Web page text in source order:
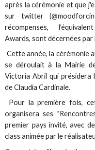
après la cérémonie et que
sur twitter
récompenses,
Awards, sont décernées
Cette année, la cérémonie
se déroulait à la Mairie
Victoria Abril qui présidera
de Claudia Cardinale.
Pour la première fois,
organisera ses
premier pays invité, avec
class animée par le